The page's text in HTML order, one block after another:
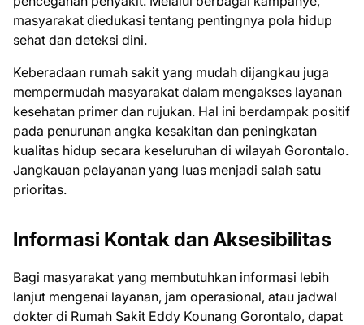
masyarakat diedukasi tentang pentingnya pola hidup
sehat dan deteksi dini.
Keberadaan rumah sakit yang mudah dijangkau juga
mempermudah masyarakat dalam mengakses layanan
kesehatan primer dan rujukan. Hal ini berdampak positif
pada penurunan angka kesakitan dan peningkatan
kualitas hidup secara keseluruhan di wilayah Gorontalo.
Jangkauan pelayanan yang luas menjadi salah satu
prioritas.
Informasi Kontak dan Aksesibilitas
Bagi masyarakat yang membutuhkan informasi lebih
lanjut mengenai layanan, jam operasional, atau jadwal
dokter di Rumah Sakit Eddy Kounang Gorontalo, dapat